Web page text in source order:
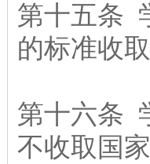
第十五条
的标准收
第十六条
不收取国